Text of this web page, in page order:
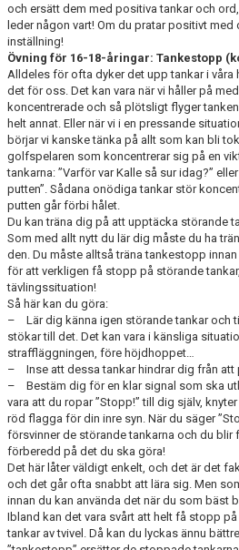
och ersätt dem med positiva tankar och
leder någon vart! Om du pratar positivt
inställning!
Övning för 16-18-åringar: Tankestopp
Alldeles för ofta dyker det upp tankar i våra
det för oss. Det kan vara när vi håller på
koncentrerade och så plötsligt flyger
helt annat. Eller när vi i en pressande
börjar vi kanske tänka på allt som kan bli
golfspelaren som koncentrerar sig på en
tankarna: ”Varför var Kalle så sur idag?”
putten”. Sådana onödiga tankar stör
putten går förbi hålet.
Du kan träna dig på att upptäcka störande
Som med allt nytt du lär dig måste du ha
den. Du måste alltså träna tankestopp
för att verkligen få stopp på störande
tävlingssituation!
Så här kan du göra:
– Lär dig känna igen störande tankar och
stökar till det. Det kan vara i känsliga
straffläggningen, före höjdhoppet…
– Inse att dessa tankar hindrar dig från att
– Bestäm dig för en klar signal som ska
vara att du ropar ”Stopp!” till dig själv,
röd flagga för din inre syn. När du säger
försvinner de störande tankarna och du blir
förberedd på det du ska göra!
Det här låter väldigt enkelt, och det är det
och det går ofta snabbt att lära sig. Men
innan du kan använda det när du som bäst
Ibland kan det vara svårt att helt få stopp
tankar av tvivel. Då kan du lyckas ännu